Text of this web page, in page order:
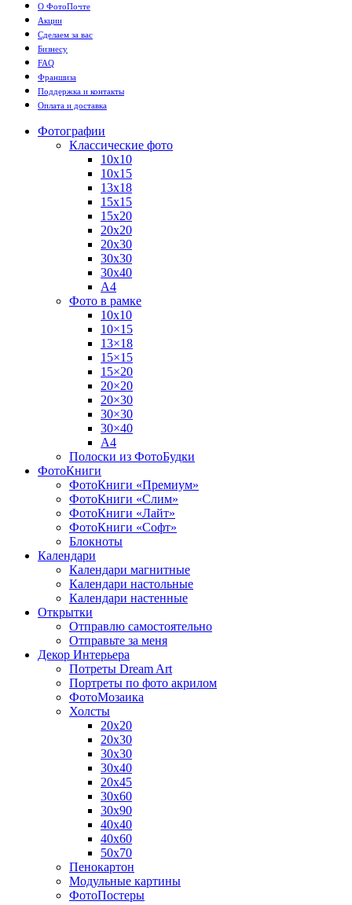
О ФотоПочте
Акции
Сделаем за вас
Бизнесу
FAQ
Франшиза
Поддержка и контакты
Оплата и доставка
Фотографии
Классические фото
10х10
10х15
13х18
15х15
15х20
20х20
20х30
30х30
30х40
А4
Фото в рамке
10х10
10×15
13×18
15×15
15×20
20×20
20×30
30×30
30×40
A4
Полоски из ФотоБудки
ФотоКниги
ФотоКниги «Премиум»
ФотоКниги «Слим»
ФотоКниги «Лайт»
ФотоКниги «Софт»
Блокноты
Календари
Календари магнитные
Календари настольные
Календари настенные
Открытки
Отправлю самостоятельно
Отправьте за меня
Декор Интерьера
Потреты Dream Art
Портреты по фото акрилом
ФотоМозаика
Холсты
20х20
20х30
30х30
30х40
20х45
30х60
30х90
40х40
40х60
50х70
Пенокартон
Модульные картины
ФотоПостеры